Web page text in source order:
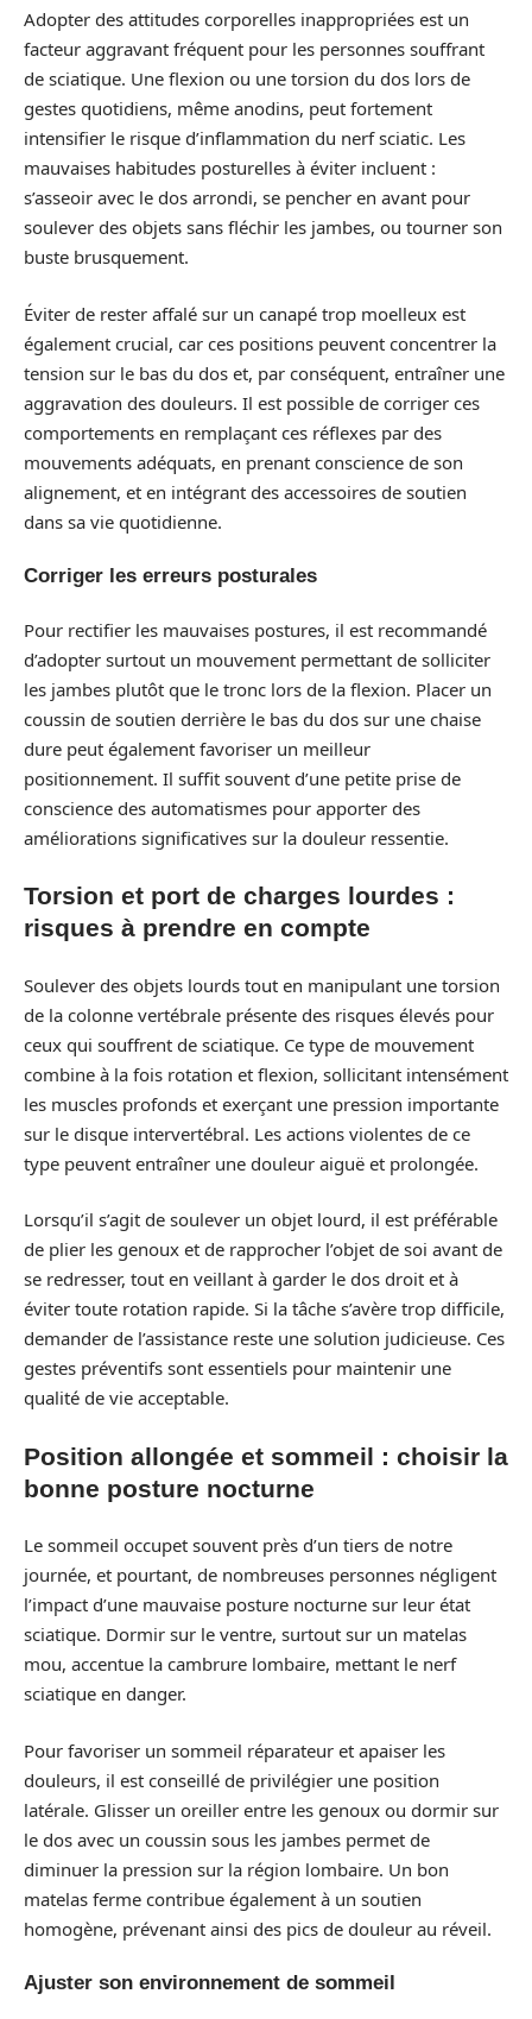
Adopter des attitudes corporelles inappropriées est un
facteur aggravant fréquent pour les personnes souffrant
de sciatique. Une flexion ou une torsion du dos lors de
gestes quotidiens, même anodins, peut fortement
intensifier le risque d’inflammation du nerf sciatic. Les
mauvaises habitudes posturelles à éviter incluent :
s’asseoir avec le dos arrondi, se pencher en avant pour
soulever des objets sans fléchir les jambes, ou tourner son
buste brusquement.
Éviter de rester affalé sur un canapé trop moelleux est
également crucial, car ces positions peuvent concentrer la
tension sur le bas du dos et, par conséquent, entraîner une
aggravation des douleurs. Il est possible de corriger ces
comportements en remplaçant ces réflexes par des
mouvements adéquats, en prenant conscience de son
alignement, et en intégrant des accessoires de soutien
dans sa vie quotidienne.
Corriger les erreurs posturales
Pour rectifier les mauvaises postures, il est recommandé
d’adopter surtout un mouvement permettant de solliciter
les jambes plutôt que le tronc lors de la flexion. Placer un
coussin de soutien derrière le bas du dos sur une chaise
dure peut également favoriser un meilleur
positionnement. Il suffit souvent d’une petite prise de
conscience des automatismes pour apporter des
améliorations significatives sur la douleur ressentie.
Torsion et port de charges lourdes :
risques à prendre en compte
Soulever des objets lourds tout en manipulant une torsion
de la colonne vertébrale présente des risques élevés pour
ceux qui souffrent de sciatique. Ce type de mouvement
combine à la fois rotation et flexion, sollicitant intensément
les muscles profonds et exerçant une pression importante
sur le disque intervertébral. Les actions violentes de ce
type peuvent entraîner une douleur aiguë et prolongée.
Lorsqu’il s’agit de soulever un objet lourd, il est préférable
de plier les genoux et de rapprocher l’objet de soi avant de
se redresser, tout en veillant à garder le dos droit et à
éviter toute rotation rapide. Si la tâche s’avère trop difficile,
demander de l’assistance reste une solution judicieuse. Ces
gestes préventifs sont essentiels pour maintenir une
qualité de vie acceptable.
Position allongée et sommeil : choisir la
bonne posture nocturne
Le sommeil occupet souvent près d’un tiers de notre
journée, et pourtant, de nombreuses personnes négligent
l’impact d’une mauvaise posture nocturne sur leur état
sciatique. Dormir sur le ventre, surtout sur un matelas
mou, accentue la cambrure lombaire, mettant le nerf
sciatique en danger.
Pour favoriser un sommeil réparateur et apaiser les
douleurs, il est conseillé de privilégier une position
latérale. Glisser un oreiller entre les genoux ou dormir sur
le dos avec un coussin sous les jambes permet de
diminuer la pression sur la région lombaire. Un bon
matelas ferme contribue également à un soutien
homogène, prévenant ainsi des pics de douleur au réveil.
Ajuster son environnement de sommeil